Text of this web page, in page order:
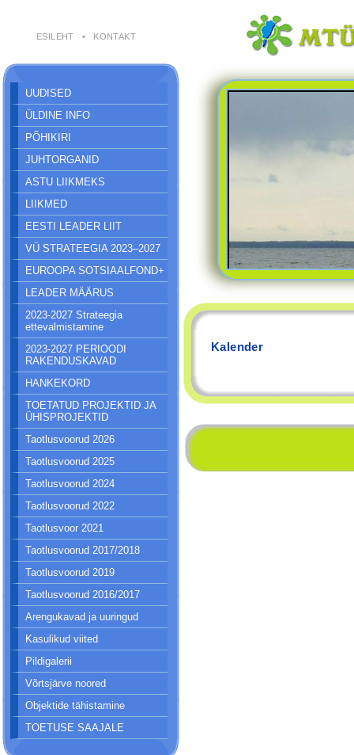
ESILEHT • KONTAKT
UUDISED
ÜLDINE INFO
PÕHIKIRI
JUHTORGANID
ASTU LIIKMEKS
LIIKMED
EESTI LEADER LIIT
VÜ STRATEEGIA 2023–2027
EUROOPA SOTSIAALFOND+
LEADER MÄÄRUS
2023-2027 Strateegia
ettevalmistamine
2023-2027 PERIOODI
RAKENDUSKAVAD
HANKEKORD
TOETATUD PROJEKTID JA
ÜHISPROJEKTID
Taotlusvoorud 2026
Taotlusvoorud 2025
Taotlusvoorud 2024
Taotlusvoorud 2022
Taotlusvoor 2021
Taotlusvoorud 2017/2018
Taotlusvoorud 2019
Taotlusvoorud 2016/2017
Arengukavad ja uuringud
Kasulikud viited
Pildigalerii
Võrtsjärve noored
Objektide tähistamine
TOETUSE SAAJALE
Kalender